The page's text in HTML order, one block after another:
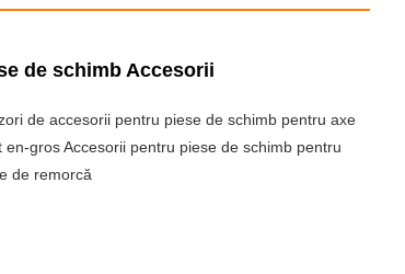
de schimb Accesorii
de accesorii pentru piese de schimb pentru axe
gros Accesorii pentru piese de schimb pentru
de remorcă